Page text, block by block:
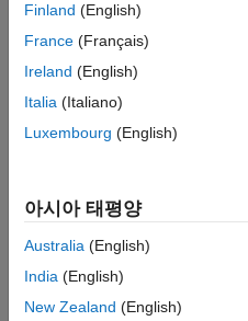
required
Read-only:
Version History
See Also
bioinfo.pipeline.Input
Finland (English)
France (Français)
Ireland (English)
Italia (Italiano)
Luxembourg (English)
아시아 태평양
Australia (English)
India (English)
New Zealand (English)